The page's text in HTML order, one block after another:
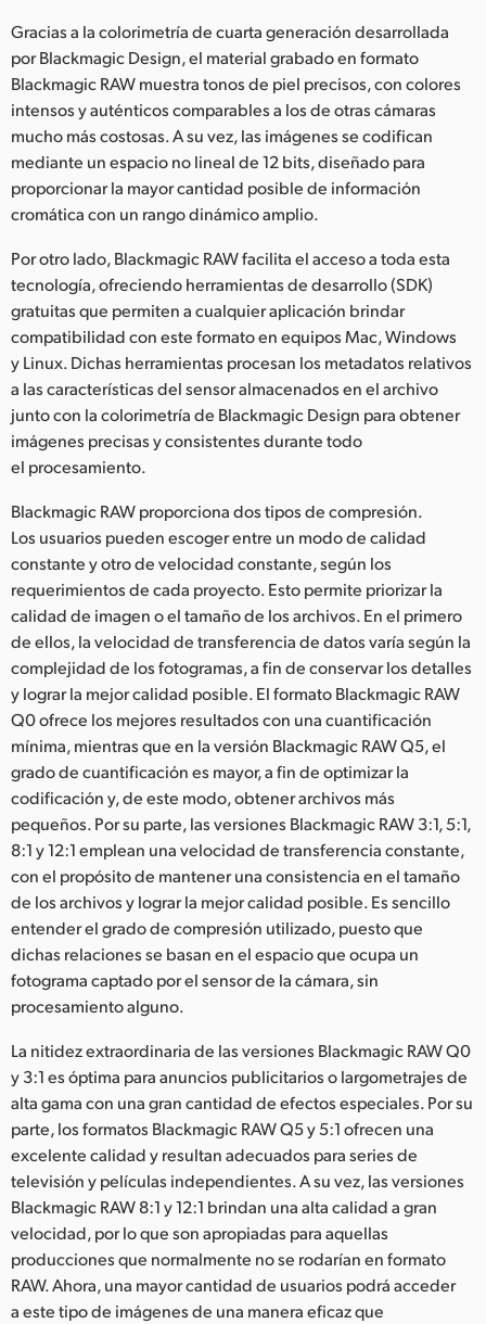
Gracias a la colorimetría de cuarta generación desarrollada
por Blackmagic Design, el material grabado en formato
Blackmagic RAW muestra tonos de piel precisos, con colores
intensos y auténticos comparables a los de otras cámaras
mucho más costosas. A su vez, las imágenes se codifican
mediante un espacio no lineal de 12 bits, diseñado para
proporcionar la mayor cantidad posible de información
cromática con un rango dinámico amplio.
Por otro lado, Blackmagic RAW facilita el acceso a toda esta
tecnología, ofreciendo herramientas de desarrollo (SDK)
gratuitas que permiten a cualquier aplicación brindar
compatibilidad con este formato en equipos Mac, Windows
y Linux. Dichas herramientas procesan los metadatos relativos
a las características del sensor almacenados en el archivo
junto con la colorimetría de Blackmagic Design para obtener
imágenes precisas y consistentes durante todo
el procesamiento.
Blackmagic RAW proporciona dos tipos de compresión.
Los usuarios pueden escoger entre un modo de calidad
constante y otro de velocidad constante, según los
requerimientos de cada proyecto. Esto permite priorizar la
calidad de imagen o el tamaño de los archivos. En el primero
de ellos, la velocidad de transferencia de datos varía según la
complejidad de los fotogramas, a fin de conservar los detalles
y lograr la mejor calidad posible. El formato Blackmagic RAW
Q0 ofrece los mejores resultados con una cuantificación
mínima, mientras que en la versión Blackmagic RAW Q5, el
grado de cuantificación es mayor, a fin de optimizar la
codificación y, de este modo, obtener archivos más
pequeños. Por su parte, las versiones Blackmagic RAW 3:1, 5:1,
8:1 y 12:1 emplean una velocidad de transferencia constante,
con el propósito de mantener una consistencia en el tamaño
de los archivos y lograr la mejor calidad posible. Es sencillo
entender el grado de compresión utilizado, puesto que
dichas relaciones se basan en el espacio que ocupa un
fotograma captado por el sensor de la cámara, sin
procesamiento alguno.
La nitidez extraordinaria de las versiones Blackmagic RAW Q0
y 3:1 es óptima para anuncios publicitarios o largometrajes de
alta gama con una gran cantidad de efectos especiales. Por su
parte, los formatos Blackmagic RAW Q5 y 5:1 ofrecen una
excelente calidad y resultan adecuados para series de
televisión y películas independientes. A su vez, las versiones
Blackmagic RAW 8:1 y 12:1 brindan una alta calidad a gran
velocidad, por lo que son apropiadas para aquellas
producciones que normalmente no se rodarían en formato
RAW. Ahora, una mayor cantidad de usuarios podrá acceder
a este tipo de imágenes de una manera eficaz que